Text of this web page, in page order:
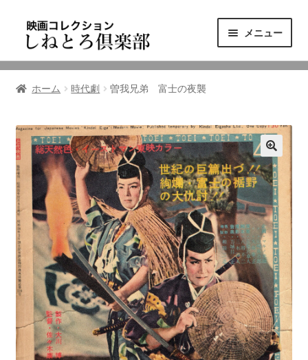
ゲ
シ
ン
へ
ス
キ
ッ
プ
テ
ツ
ス
キ
ッ
プ
メニュー
ニュース
東三河の映画館
しねとろ倶楽部について
リンクの旅
ホーム 時代劇 曽我兄弟 富士の夜襲